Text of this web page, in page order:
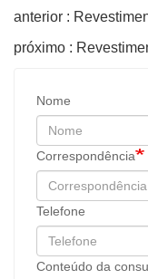
anterior :
próximo :
Nome
Correspondência
Telefone
Conteúdo da